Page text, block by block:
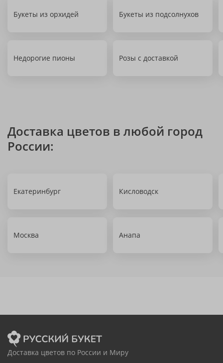
Букеты из орхидей Букеты из подсолнухов
Недорогие пионы Розы с доставкой
Доставка цветов в любой город
России:
Екатеринбург Кисловодск
Москва Анапа
Доставка цветов по России и Миру